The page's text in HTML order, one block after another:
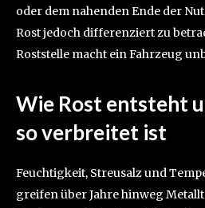
oder dem nahenden Ende der
Rost jedoch differenziert zu
Roststelle macht ein Fahrzeug
Wie Rost entsteht
so verbreitet ist
Feuchtigkeit, Streusalz und
greifen über Jahre hinweg